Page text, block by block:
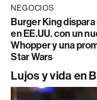
NEGOCIOS
Burger King
en EE.UU. con un
Whopper y una
Star Wars
Lujos y vida en